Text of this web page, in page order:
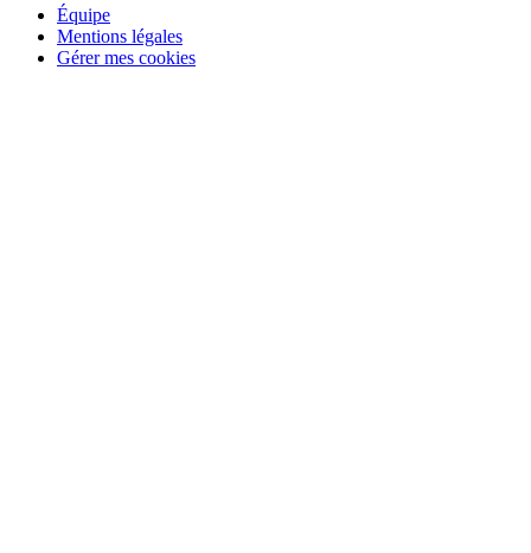
Équipe
Mentions légales
Gérer mes cookies